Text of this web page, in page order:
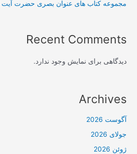
مجموعه کتاب های عنوان بصری حضرت آیت
Recent Comments
دیدگاهی برای نمایش وجود ندارد.
Archives
آگوست 2026
جولای 2026
ژوئن 2026